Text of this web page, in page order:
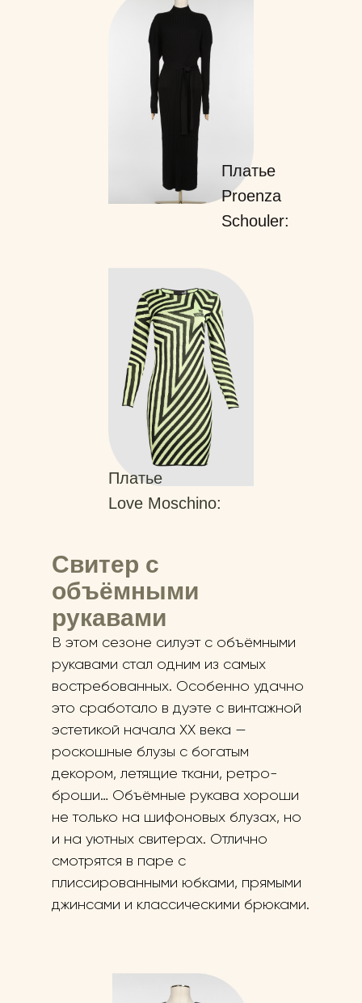
Платье
Proenza
Schouler:
Платье
Love Moschino:
Свитер с
объёмными
рукавами
В этом сезоне силуэт с объёмными
рукавами стал одним из самых
востребованных. Особенно удачно
это сработало в дуэте с винтажной
эстетикой начала ХХ века —
роскошные блузы с богатым
декором, летящие ткани, ретро-
броши… Объёмные рукава хороши
не только на шифоновых блузах, но
и на уютных свитерах. Отлично
смотрятся в паре с
плиссированными юбками, прямыми
джинсами и классическими брюками.